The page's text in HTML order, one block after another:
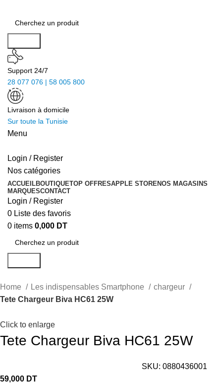
Support 24/7
28 077 076 | 58 005 800
Livraison à domicile
Sur toute la Tunisie
Menu
Login / Register
Nos catégories
ACCUEILBOUTIQUETOP OFFRESAPPLE STORENOS MAGASINS
MARQUESCONTACT
Login / Register
0 Liste des favoris
0 items 0,000 DT
Home Les indispensables Smartphone
chargeur
Tete Chargeur Biva HC61 25W
Click to enlarge
Tete Chargeur Biva HC61 25W
SKU:0880436001
59,000 DT